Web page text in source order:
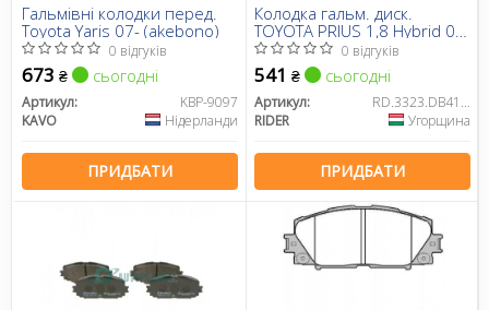
Гальмівні колодки перед.
Toyota Yaris 07- (akebono)
0 відгуків
673 ₴ сьогодні
Артикул:
KBP-9097
KAVO
Нідерланди
ПРИДБАТИ
Колодка гальм. диск.
TOYOTA PRIUS 1,8 Hybrid 09-
передн. (RIDER)
0 відгуків
541 ₴ сьогодні
Артикул:
RD.3323.DB4173
RIDER
Угорщина
ПРИДБАТИ